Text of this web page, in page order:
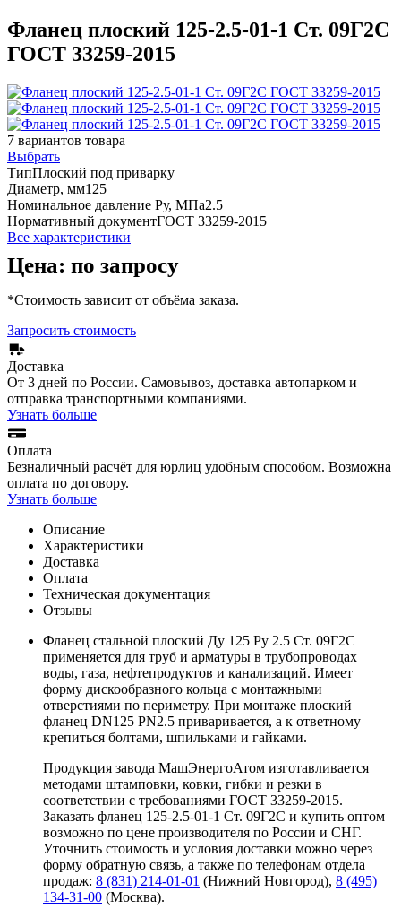
Фланец плоский 125-2.5-01-1 Ст. 09Г2С
ГОСТ 33259-2015
7 вариантов товара
Выбрать
ТипПлоский под приварку
Диаметр, мм125
Номинальное давление Ру, МПа2.5
Нормативный документГОСТ 33259-2015
Все характеристики
Цена: по запросу
*Стоимость зависит от объёма заказа.
Запросить стоимость
Доставка
От 3 дней по России. Самовывоз, доставка автопарком и
отправка транспортными компаниями.
Узнать больше
Оплата
Безналичный расчёт для юрлиц удобным способом. Возможна
оплата по договору.
Узнать больше
Описание
Характеристики
Доставка
Оплата
Техническая документация
Отзывы
Фланец стальной плоский Ду 125 Ру 2.5 Ст. 09Г2С
применяется для труб и арматуры в трубопроводах
воды, газа, нефтепродуктов и канализаций. Имеет
форму дискообразного кольца с монтажными
отверстиями по периметру. При монтаже плоский
фланец DN125 PN2.5 приваривается, а к ответному
крепиться болтами, шпильками и гайками.
Продукция завода МашЭнергоАтом изготавливается
методами штамповки, ковки, гибки и резки в
соответствии с требованиями ГОСТ 33259-2015.
Заказать фланец 125-2.5-01-1 Ст. 09Г2С и купить оптом
возможно по цене производителя по России и СНГ.
Уточнить стоимость и условия доставки можно через
форму обратную связь, а также по телефонам отдела
продаж: 8 (831) 214-01-01 (Нижний Новгород), 8 (495)
134-31-00 (Москва).